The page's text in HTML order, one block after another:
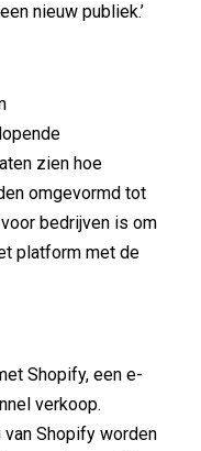
nieuw publiek.’
zien hoe
omgevormd tot
bedrijven is om
platform met de
Shopify, een e-
verkoop.
Shopify worden